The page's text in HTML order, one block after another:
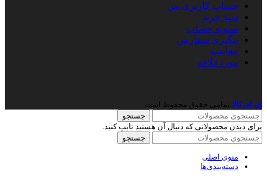
حساب کاربری من
سبد خرید
تسویه حساب
پیگیری سفارش
مقایسه
موردعلاقه
ای ای کالا نمامی حقوق محفوظ است
جستجو
برای دیدن محصولاتی که دنبال آن هستید تایپ کنید.
جستجو
منوی اصلی
دسته‌بندی‌ها